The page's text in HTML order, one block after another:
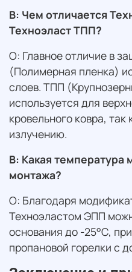
В: Чем отличается
Техноэласт ТПП?
О: Главное отличие в
(Полимерная пленка)
слоев. ТПП
используется для
кровельного ковра,
излучению.
В: Какая температура
монтажа?
О: Благодаря
Техноэластом ЭПП
основания до -25°C,
пропановой горелки с